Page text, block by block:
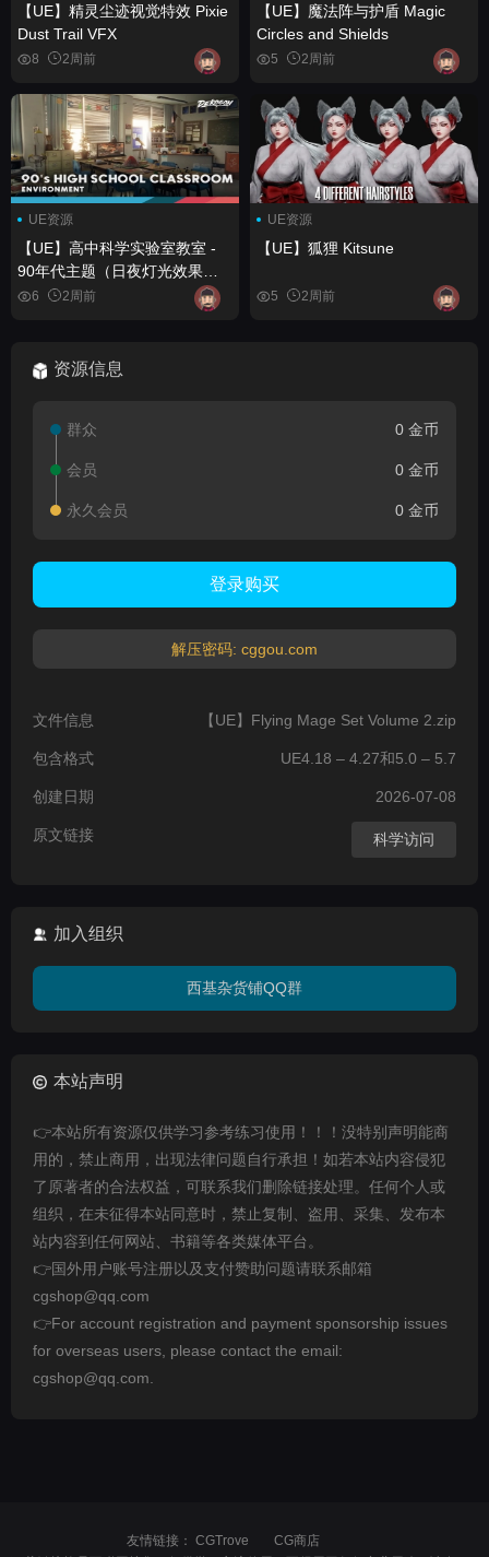
【UE】精灵尘迹视觉特效 Pixie
Dust Trail VFX
8 2周前
【UE】魔法阵与护盾 Magic
Circles and Shields
5 2周前
UE资源
【UE】高中科学实验室教室 -
90年代主题（日夜灯光效果）
High school Science Lab
Classroom - 90's themed (Day
6 2周前
UE资源
【UE】狐狸 Kitsune
5 2周前
资源信息
群众 0 金币
会员 0 金币
永久会员 0 金币
登录购买
解压密码: cggou.com
文件信息 【UE】Flying Mage Set Volume 2.zip
包含格式 UE4.18 – 4.27和5.0 – 5.7
创建日期 2026-07-08
原文链接 科学访问
加入组织
西基杂货铺QQ群
本站声明
👉本站所有资源仅供学习参考练习使用！！！没特别声明能商
用的，禁止商用，出现法律问题自行承担！如若本站内容侵犯
了原著者的合法权益，可联系我们删除链接处理。任何个人或
组织，在未征得本站同意时，禁止复制、盗用、采集、发布本
站内容到任何网站、书籍等各类媒体平台。
👉国外用户账号注册以及支付赞助问题请联系邮箱
cgshop@qq.com
👉For account registration and payment sponsorship issues
for overseas users, please contact the email:
cgshop@qq.com.
友情链接： CGTrove
CG商店